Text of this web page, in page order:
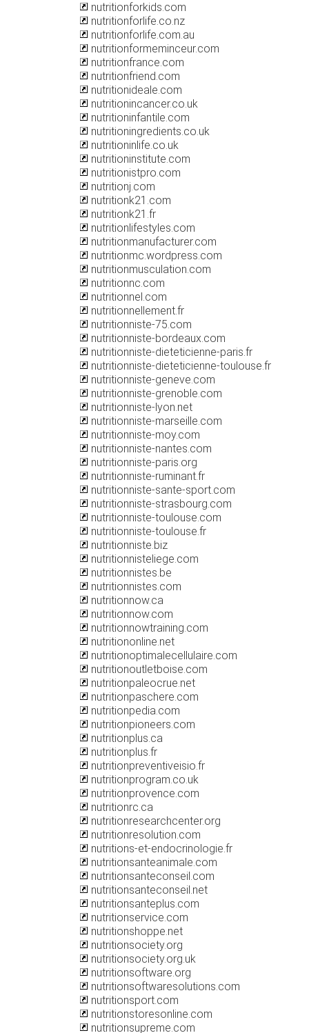
nutritionforkids.com
nutritionforlife.co.nz
nutritionforlife.com.au
nutritionformeminceur.com
nutritionfrance.com
nutritionfriend.com
nutritionideale.com
nutritionincancer.co.uk
nutritioninfantile.com
nutritioningredients.co.uk
nutritioninlife.co.uk
nutritioninstitute.com
nutritionistpro.com
nutritionj.com
nutritionk21.com
nutritionk21.fr
nutritionlifestyles.com
nutritionmanufacturer.com
nutritionmc.wordpress.com
nutritionmusculation.com
nutritionnc.com
nutritionnel.com
nutritionnellement.fr
nutritionniste-75.com
nutritionniste-bordeaux.com
nutritionniste-dieteticienne-paris.fr
nutritionniste-dieteticienne-toulouse.fr
nutritionniste-geneve.com
nutritionniste-grenoble.com
nutritionniste-lyon.net
nutritionniste-marseille.com
nutritionniste-moy.com
nutritionniste-nantes.com
nutritionniste-paris.org
nutritionniste-ruminant.fr
nutritionniste-sante-sport.com
nutritionniste-strasbourg.com
nutritionniste-toulouse.com
nutritionniste-toulouse.fr
nutritionniste.biz
nutritionnisteliege.com
nutritionnistes.be
nutritionnistes.com
nutritionnow.ca
nutritionnow.com
nutritionnowtraining.com
nutritiononline.net
nutritionoptimalecellulaire.com
nutritionoutletboise.com
nutritionpaleocrue.net
nutritionpaschere.com
nutritionpedia.com
nutritionpioneers.com
nutritionplus.ca
nutritionplus.fr
nutritionpreventiveisio.fr
nutritionprogram.co.uk
nutritionprovence.com
nutritionrc.ca
nutritionresearchcenter.org
nutritionresolution.com
nutritions-et-endocrinologie.fr
nutritionsanteanimale.com
nutritionsanteconseil.com
nutritionsanteconseil.net
nutritionsanteplus.com
nutritionservice.com
nutritionshoppe.net
nutritionsociety.org
nutritionsociety.org.uk
nutritionsoftware.org
nutritionsoftwaresolutions.com
nutritionsport.com
nutritionstoresonline.com
nutritionsupreme.com